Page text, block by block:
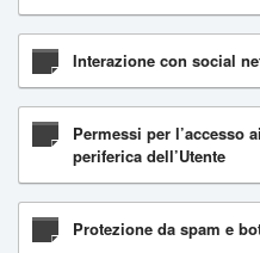
Interazione con social
Permessi per l’accesso
periferica dell’Utente
Protezione da spam e